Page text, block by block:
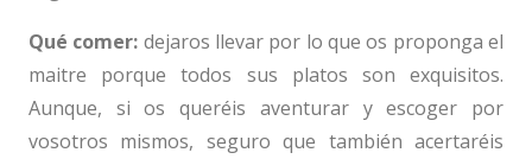
Qué comer: dejaros llevar por lo que os proponga el
maitre porque todos sus platos son exquisitos.
Aunque, si os queréis aventurar y escoger por
vosotros mismos, seguro que también acertaréis